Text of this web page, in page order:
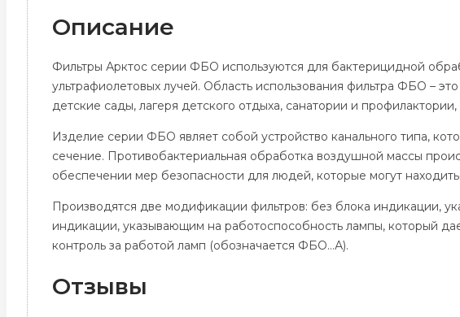
Описание
Фильтры Арктос серии ФБО используются для бактерицидной
ультрафиолетовых лучей. Область использования фильтра ФБО –
детские сады, лагеря детского отдыха, санатории и
Изделие серии ФБО являет собой устройство канального типа,
сечение. Противобактериальная обработка воздушной массы
обеспечении мер безопасности для людей, которые могут
Производятся две модификации фильтров: без блока индикации,
индикации, указывающим на работоспособность лампы, который
контроль за работой ламп (обозначается ФБО…А).
Отзывы